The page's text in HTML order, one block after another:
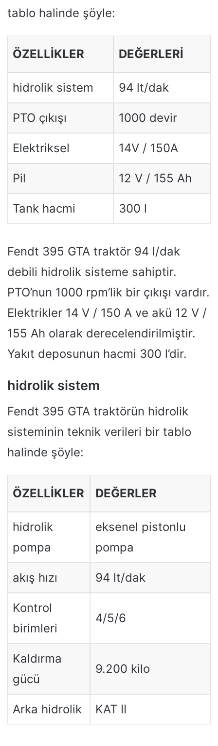
tablo halinde şöyle:
ÖZELLIKLER DEĞERLERI
hidrolik sistem 94 lt/dak
PTO çıkışı 1000 devir
Elektriksel 14V / 150A
Pil 12 V / 155 Ah
Tank hacmi 300 l
Fendt 395 GTA traktör 94 l/dak
debili hidrolik sisteme sahiptir.
PTO’nun 1000 rpm’lik bir çıkışı vardır.
Elektrikler 14 V / 150 A ve akü 12 V /
155 Ah olarak derecelendirilmiştir.
Yakıt deposunun hacmi 300 l’dir.
hidrolik sistem
Fendt 395 GTA traktörün hidrolik
sisteminin teknik verileri bir tablo
halinde şöyle:
ÖZELLIKLER DEĞERLER
hidrolik
pompa
eksenel pistonlu
pompa
akış hızı 94 lt/dak
Kontrol
birimleri
4/5/6
Kaldırma
gücü
9.200 kilo
Arka hidrolik KAT II